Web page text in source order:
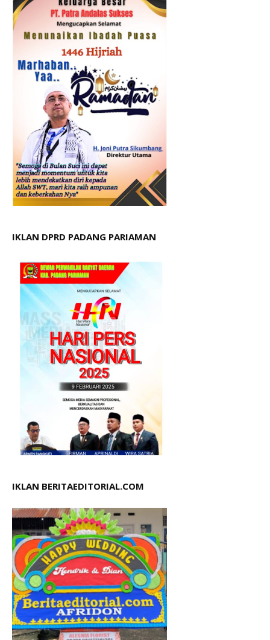
IKLAN DPRD PADANG PARIAMAN
IKLAN BERITAEDITORIAL.COM